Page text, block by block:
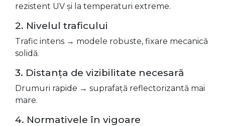
rezistent UV și la temperaturi extreme.
2. Nivelul traficului
Trafic intens → modele robuste, fixare mecanică
solidă.
3. Distanța de vizibilitate necesară
Drumuri rapide → suprafață reflectorizantă mai
mare.
4. Normativele în vigoare